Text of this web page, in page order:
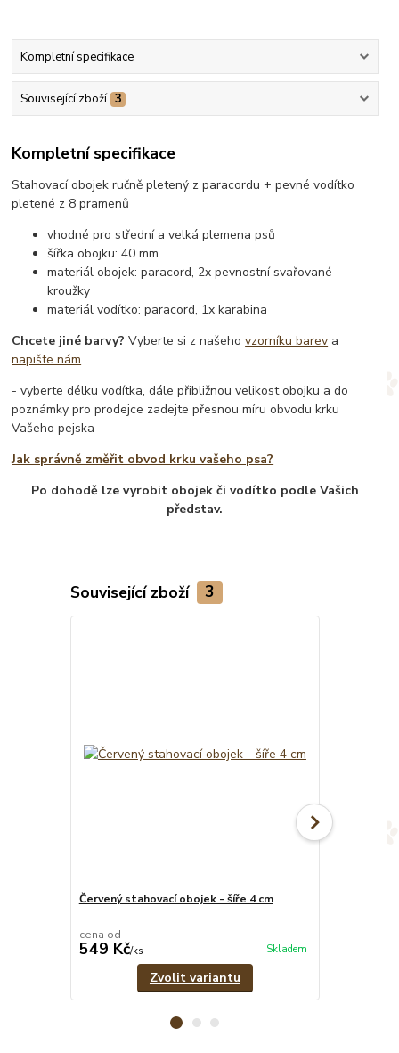
Kompletní specifikace
Související zboží 3
Kompletní specifikace
Stahovací obojek ručně pletený z paracordu + pevné vodítko
pletené z 8 pramenů
vhodné pro střední a velká plemena psů
šířka obojku: 40 mm
materiál obojek: paracord, 2x pevnostní svařované
kroužky
materiál vodítko: paracord, 1x karabina
Chcete jiné barvy? Vyberte si z našehovzorníku barev a
napište nám.
- vyberte délku vodítka, dále přibližnou velikost obojku a do
poznámky pro prodejce zadejte přesnou míru obvodu krku
Vašeho pejska
Jak správně změřit obvod krku vašeho psa?
Po dohodě lze vyrobit obojek či vodítko podle Vašich
představ.
Související zboží 3
Červený stahovací obojek - šíře 4 cm
cena od
549 Kč/ks Skladem
Zvolit variantu